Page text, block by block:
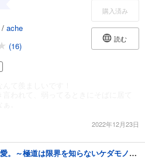
/ ache
(16)
購入済み
読む
2022年12月23日
このヤクザ、溺愛。～極道は限界を知らないケダモノ～(1)